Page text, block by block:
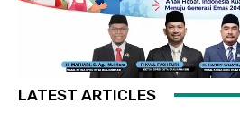
LATEST ARTICLES